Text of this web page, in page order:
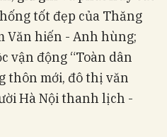
tốt đẹp của Thăng
Văn hiến - Anh hùng;
vận động “Toàn dân
thôn mới, đô thị văn
Hà Nội thanh lịch -